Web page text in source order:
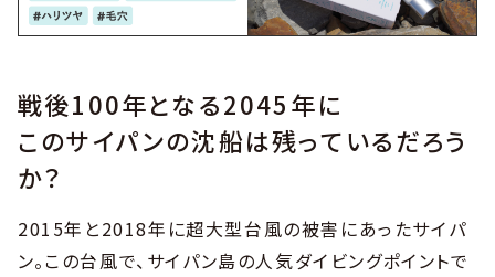
戦後100年となる2045年に
このサイパンの沈船は残っているだろう
か？
2015年と2018年に超大型台風の被害にあったサイパ
ン。この台風で、サイパン島の人気ダイビングポイントで